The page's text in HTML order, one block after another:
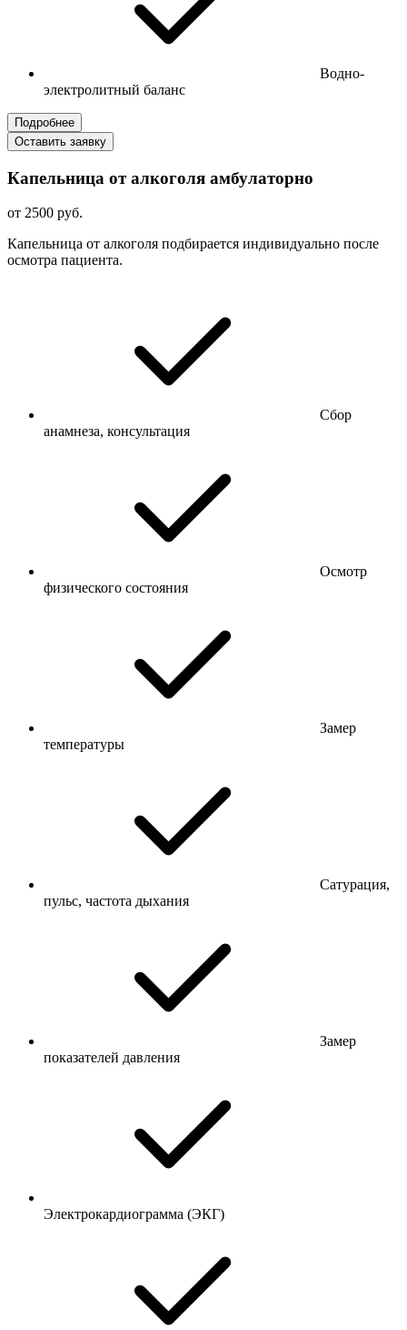
Водно-
электролитный баланс
Подробнее
Оставить заявку
Капельница от алкоголя амбулаторно
от 2500 руб.
Капельница от алкоголя подбирается индивидуально после
осмотра пациента.
Сбор
анамнеза, консультация
Осмотр
физического состояния
Замер
температуры
Сатурация,
пульс, частота дыхания
Замер
показателей давления
Электрокардиограмма (ЭКГ)